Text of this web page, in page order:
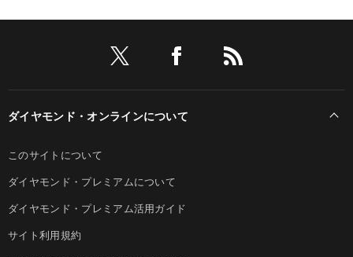
ダイヤモンド・オンラインについて
このサイトについて
ダイヤモンド・プレミアムについて
ダイヤモンド・プレミアム活用ガイド
サイト利用規約